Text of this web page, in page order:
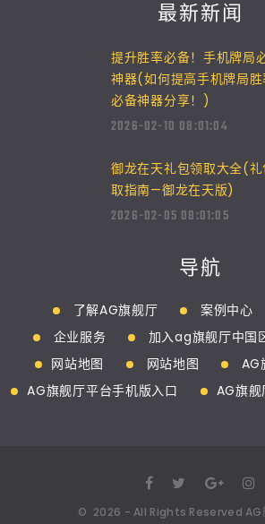
最新新闻
提升胜率必备！手机牌局
神器(如何提高手机牌局胜
必备神器分享！)
2026-02-10 08:01:04
御龙在天礼包领取大全(
取指南—御龙在天版)
2026-02-05 08:01:05
导航
了解AG旗舰厅 案例中心
企业服务
加入ag旗舰厅中国
网站地图
网站地图
AG
AG旗舰厅平台手机版入口
AG旗舰
© 2026 - All Rights ReservedAG